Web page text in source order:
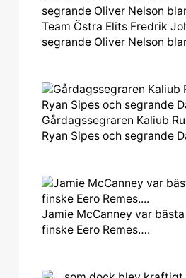
Team Östra Elits Fredrik
segrande Oliver Nelson
Gårdagssegraren Kaliub
Ryan Sipes och segrande
Jamie McCanney var
finske Eero Remes….